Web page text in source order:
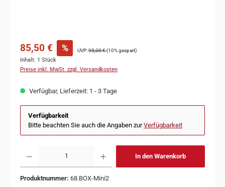
85,50 € % UVP:95,00 €(10% gespart)
Inhalt: 1 Stück
Preise inkl. MwSt. zzgl. Versandkosten
Verfügbar, Lieferzeit: 1 - 3 Tage
Verfügbarkeit
Bitte beachten Sie auch die Angaben zurVerfügbarkeit
In den Warenkorb
Produktnummer: 68.BOX-Mini2